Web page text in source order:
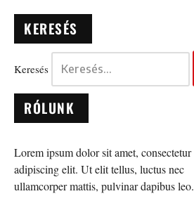
KERESÉS
Keresés
RÓLUNK
Lorem ipsum dolor sit amet, consectetur
adipiscing elit. Ut elit tellus, luctus nec
ullamcorper mattis, pulvinar dapibus leo.